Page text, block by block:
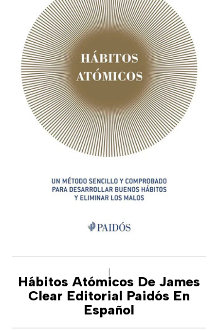
Hábitos Atómicos De James
Clear Editorial Paidós En
Español